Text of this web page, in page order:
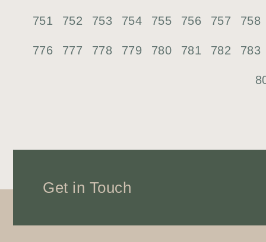
751 752 753 754 755 756 757 758
776 777 778 779 780 781 782 783
Get in Touch